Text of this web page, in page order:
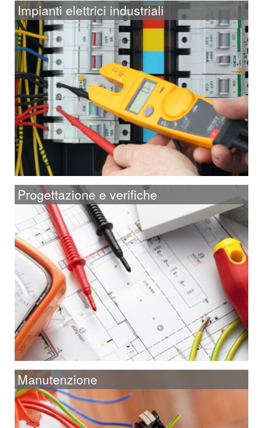
Impianti elettrici industriali
Progettazione e verifiche
Manutenzione